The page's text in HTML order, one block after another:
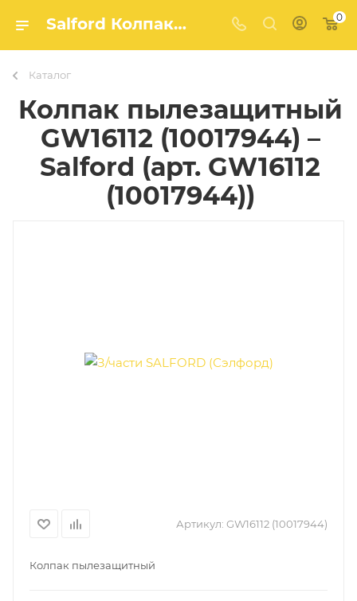
Salford Колпак пылезащитный GW16112 (10017944) (арт. GW16112 (10017944)) – купить в Агро-Мастер 0
Каталог
Колпак пылезащитный
GW16112 (10017944) –
Salford (арт. GW16112
(10017944))
Артикул: GW16112 (10017944)
Колпак пылезащитный